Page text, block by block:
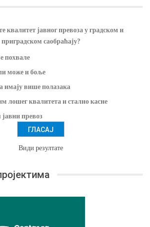
квалитет јавног превоза у градском и
приградском саобраћају?
похвале
може и боље
имају више полазака
лошег квалитета и стално касне
превоз
Види резултате